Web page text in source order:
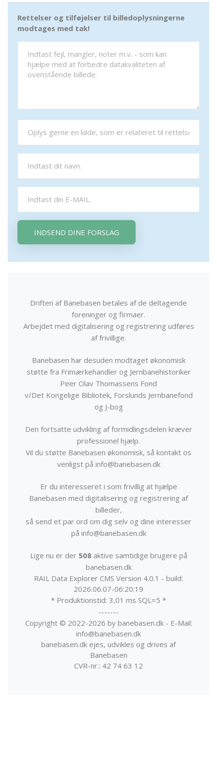
Rettelser og tilføjelser til billedoplysningerne
modtages med tak!
INDSEND DINE FORSLAG
Driften af Banebasen betales af de deltagende
foreninger og firmaer.
Arbejdet med digitalisering og registrering udføres
af frivillige.
Banebasen har desuden modtaget økonomisk
støtte fra Frimærkehandler og Jernbanehistoriker
Peer Olav Thomassens Fond
v/Det Kongelige Bibliotek, Forslunds Jernbanefond
og J-bog
Den fortsatte udvikling af formidlingsdelen kræver
professionel hjælp.
Vil du støtte Banebasen økonomisk, så kontakt os
venligst på info@banebasen.dk
Er du interesseret i som frivillig at hjælpe
Banebasen med digitalisering og registrering af
billeder,
så send et par ord om dig selv og dine interesser
på info@banebasen.dk
Lige nu er der 508aktive samtidige brugere på
banebasen.dk
RAIL Data Explorer CMS Version 4.0.1 - build:
2026.06.07-06:20:19
* Produktionstid: 3,01 ms SQL=5 *
-------
Copyright © 2022-2026 by banebasen.dk - E-Mail:
info@banebasen.dk
banebasen.dk ejes, udvikles og drives af
Banebasen
CVR-nr.: 42 74 63 12